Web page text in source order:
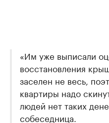
«Им уже выписали
восстановления
заселен не весь,
квартиры надо
людей нет таких
собеседница.